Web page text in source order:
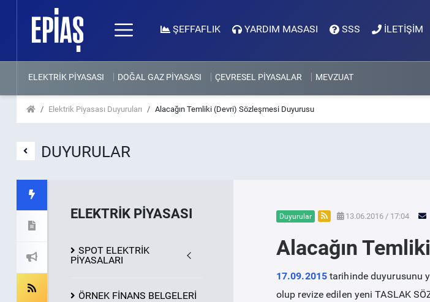
ŞEFFAFLIK YARDIM MASASI SSS İLETİŞİM
ELEKTRİK PİYASASI DOĞAL GAZ PİYASASI ÇEVRESEL PİYASALAR MEVZUAT
Elektrik Piyasası Duyuruları Alacağın Temliki (Devri) Sözleşmesi Duyurusu
DUYURULAR
ELEKTRİK PİYASASI
SPOT ELEKTRİK
PİYASALARI
ÖRNEK FİNANS BELGELERİ
Duyurular 13.06.2016 / 17:04
Alacağın
17.09.2015tarihinde duyurusunu
olup revize edilen yeni TASLAK